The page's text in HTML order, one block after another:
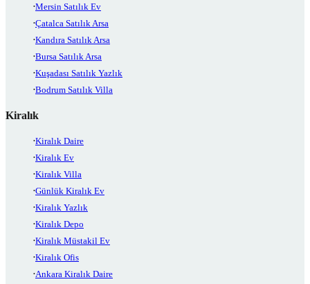
Mersin Satılık Ev
Çatalca Satılık Arsa
Kandıra Satılık Arsa
Bursa Satılık Arsa
Kuşadası Satılık Yazlık
Bodrum Satılık Villa
Kiralık
Kiralık Daire
Kiralık Ev
Kiralık Villa
Günlük Kiralık Ev
Kiralık Yazlık
Kiralık Depo
Kiralık Müstakil Ev
Kiralık Ofis
Ankara Kiralık Daire